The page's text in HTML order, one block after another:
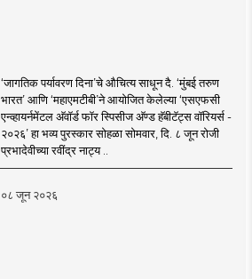
‘जागतिक पर्यावरण दिना’चे औचित्य साधून दै. ‘मुंबई तरुण
भारत’ आणि ‘महाएमटीबी’ने आयोजित केलेल्या ‘एसएफसी
एन्व्हायर्नमेंटल अ‍ॅवॉर्ड फॉर स्पिसीज अ‍ॅण्ड हॅबीटॅट्स वॉरियर्स -
२०२६’ हा भव्य पुरस्कार सोहळा सोमवार, दि. ८ जून रोजी
प्रभादेवीच्या रवींद्र नाट्य ..
०८ जून २०२६